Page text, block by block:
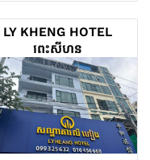
LY KHENG HOTEL
ព្រះសីហនុ